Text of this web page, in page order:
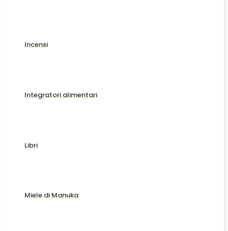
Incensi
Integratori alimentari
Libri
Miele di Manuka